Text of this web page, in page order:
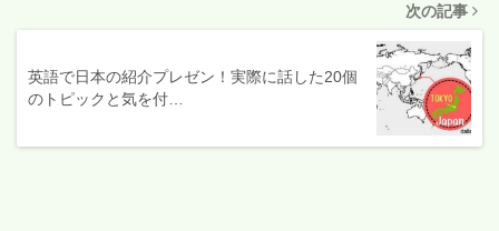
次の記事
英語で日本の紹介プレゼン！実際に話した20個
のトピックと気を付…